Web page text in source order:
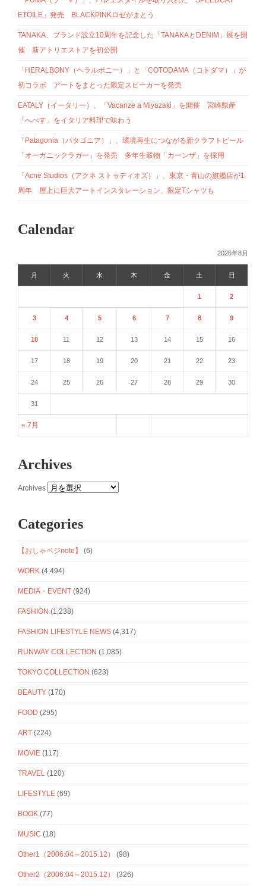
ETOILE」発売 BLACKPINKロゼがまとう
TANAKA、ブランド設立10周年を記念した「TANAKAとDENIM」展を開
催 新アトリエストアを初公開
「HERALBONY（ヘラルボニー）」と「COTODAMA（コトダマ）」が
初コラボ アートをまとった限定スピーカーを発売
EATALY（イータリー）、「Vacanze a Miyazaki」を開催 宮崎県産
「へべす」をイタリア料理で味わう
「Patagonia（パタゴニア）」、環境再生につながる新クラフトビール
「オーガニックラガー」を発売 多年生穀物「カーンザ」を採用
「Acne Studios（アクネ ストゥディオズ）」、東京・青山の旗艦店が1
周年 屋上に巨大アートインスタレーション、限定Tシャツも
Calendar
2026年8月
月 火 水 木 金 土 日
« 7月
1 2
3 4 5 6 7 8 9
10 11 12 13 14 15 16
17 18 19 20 21 22 23
24 25 26 27 28 29 30
31
Archives
Archives
Categories
【おしゃベジnote】 (6)
WORK (4,494)
MEDIA・EVENT (924)
FASHION (1,238)
FASHION LIFESTYLE NEWS (4,317)
RUNWAY COLLECTION (1,085)
TOKYO COLLECTION (623)
BEAUTY (170)
FOOD (295)
ART (224)
MOVIE (117)
TRAVEL (120)
LIFESTYLE (69)
BOOK (77)
MUSIC (18)
Other1（2006.04～2015.12） (98)
Other2（2006.04～2015.12） (326)